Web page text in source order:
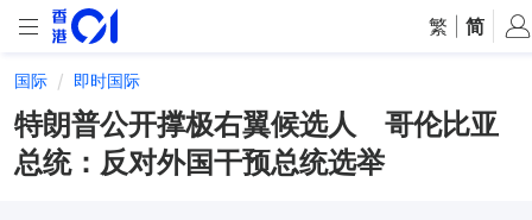
繁 简
国际 即时国际
特朗普公开撑极右翼候选人 哥伦比亚
总统：反对外国干预总统选举